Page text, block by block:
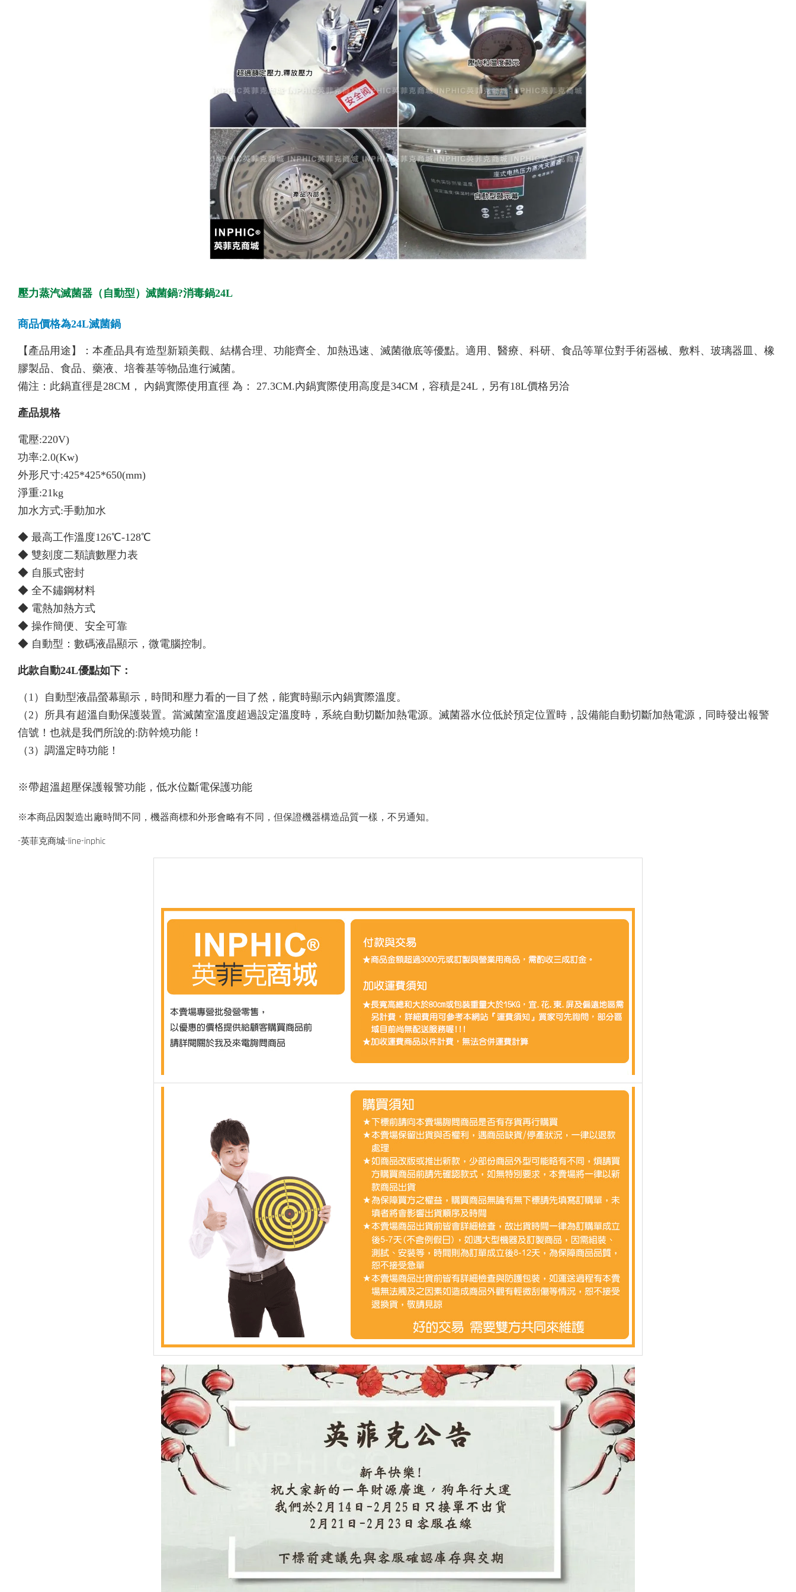
壓力蒸汽滅菌器（自動型）滅菌鍋?消毒鍋24L
商品價格為24L滅菌鍋
【產品用途】：本產品具有造型新穎美觀、結構合理、功能齊全、加熱迅速、滅菌徹底等優點。適用、醫療、科研、食品等單位對手術器械、敷料、玻璃器皿、橡
膠製品、食品、藥液、培養基等物品進行滅菌。
備注：此鍋直徑是28CM， 內鍋實際使用直徑 為： 27.3CM.內鍋實際使用高度是34CM，容積是24L，另有18L價格另洽
產品規格
電壓:220V)
功率:2.0(Kw)
外形尺寸:425*425*650(mm)
淨重:21kg
加水方式:手動加水
◆ 最高工作溫度126℃-128℃
◆ 雙刻度二類讀數壓力表
◆ 自脹式密封
◆ 全不鏽鋼材料
◆ 電熱加熱方式
◆ 操作簡便、安全可靠
◆ 自動型：數碼液晶顯示，微電腦控制。
此款自動24L優點如下：
（1）自動型液晶螢幕顯示，時間和壓力看的一目了然，能實時顯示內鍋實際溫度。
（2）所具有超溫自動保護裝置。當滅菌室溫度超過設定溫度時，系統自動切斷加熱電源。滅菌器水位低於預定位置時，設備能自動切斷加熱電源，同時發出報警
信號！也就是我們所說的:防幹燒功能！
（3）調溫定時功能！
※帶超溫超壓保護報警功能，低水位斷電保護功能
※本商品因製造出廠時間不同，機器商標和外形會略有不同，但保證機器構造品質一樣，不另通知。
-英菲克商城-line-inphic